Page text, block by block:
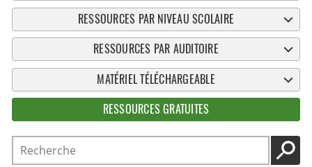
RESSOURCES PAR NIVEAU SCOLAIRE
RESSOURCES PAR AUDITOIRE
MATÉRIEL TÉLÉCHARGEABLE
RESSOURCES GRATUITES
Recherche